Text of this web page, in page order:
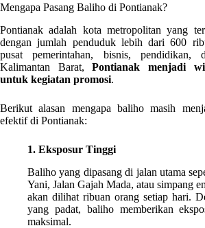
Mengapa Pasang Baliho di Pontianak?
Pontianak adalah kota metropolitan yang
dengan jumlah penduduk lebih dari 600
pusat pemerintahan, bisnis, pendidikan,
Kalimantan Barat,Pontianak menjadi
untuk kegiatan promosi.
Berikut alasan mengapa baliho masih
efektif di Pontianak:
1. Eksposur Tinggi
Baliho yang dipasang di jalan utama
Yani, Jalan Gajah Mada, atau simpang
akan dilihat ribuan orang setiap hari.
yang padat, baliho memberikan
maksimal.